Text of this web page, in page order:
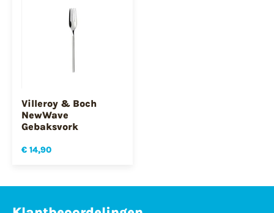
Villeroy & Boch
NewWave
Gebaksvork
€ 14,90